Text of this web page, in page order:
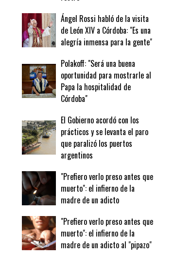
Ángel Rossi habló de la visita
de León XIV a Córdoba: "Es una
alegría inmensa para la gente"
Polakoff: "Será una buena
oportunidad para mostrarle al
Papa la hospitalidad de
Córdoba"
El Gobierno acordó con los
prácticos y se levanta el paro
que paralizó los puertos
argentinos
"Prefiero verlo preso antes que
muerto": el infierno de la
madre de un adicto
"Prefiero verlo preso antes que
muerto": el infierno de la
madre de un adicto al "pipazo"